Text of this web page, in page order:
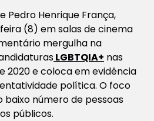
Pedro Henrique França,
(8) em salas de cinema
mergulha na
LGBTQIA+ nas
2020 e coloca em evidência
política. O foco
baixo número de pessoas
públicos.